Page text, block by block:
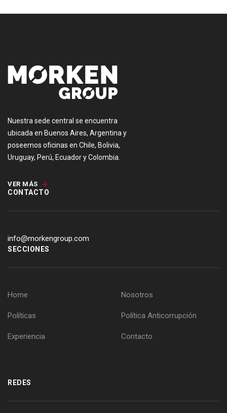
Nuestra sede central se encuentra
ubicada en Buenos Aires, Argentina y
poseemos oficinas en Chile, Bolivia,
Uruguay, Perú, Ecuador y Colombia.
VER MÁS
CONTACTO
info@morkengroup.com
SECCIONES
Home Nosotros
Políticas Política Anticorrupción
Experiencia Contacto
REDES